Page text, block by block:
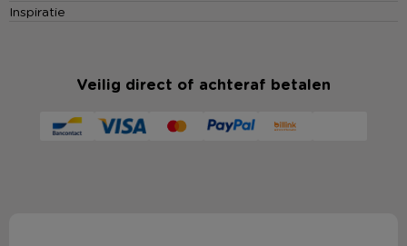
Inspiratie
Veilig direct of achteraf betalen